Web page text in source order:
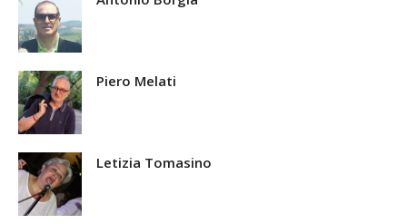
Piero Melati
Letizia Tomasino